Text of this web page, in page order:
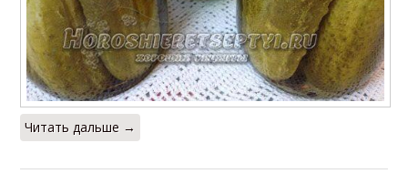
Читать дальше →